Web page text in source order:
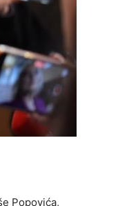
Popovića,